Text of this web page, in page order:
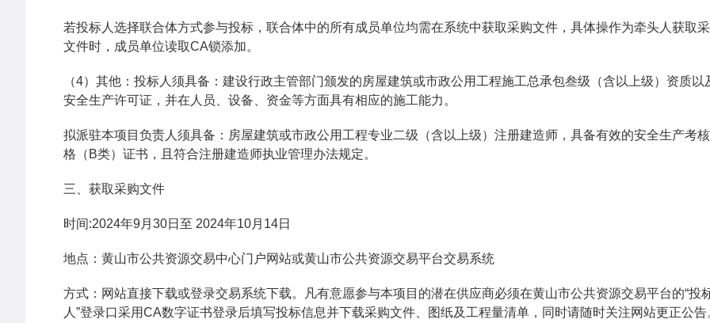
若投标人选择联合体方式参与投标，联合体中的所有成员单位均需在系统中获取采购文件，具体操作为牵头人获取
文件时，成员单位读取CA锁添加。
（4）其他：投标人须具备：建设行政主管部门颁发的房屋建筑或市政公用工程施工总承包叁级（含以上级）资质以
安全生产许可证，并在人员、设备、资金等方面具有相应的施工能力。
拟派驻本项目负责人须具备：房屋建筑或市政公用工程专业二级（含以上级）注册建造师，具备有效的安全生产考
格（B类）证书，且符合注册建造师执业管理办法规定。
三、获取采购文件
时间:2024年9月30日至 2024年10月14日
地点：黄山市公共资源交易中心门户网站或黄山市公共资源交易平台交易系统
方式：网站直接下载或登录交易系统下载。凡有意愿参与本项目的潜在供应商必须在黄山市公共资源交易平台的“投
人”登录口采用CA数字证书登录后填写投标信息并下载采购文件、图纸及工程量清单，同时请随时关注网站更正公告